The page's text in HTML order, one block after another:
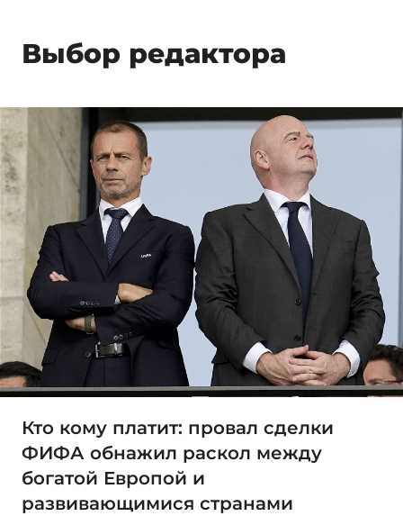
Выбор редактора
Кто кому платит: провал сделки
ФИФА обнажил раскол между
богатой Европой и
развивающимися странами